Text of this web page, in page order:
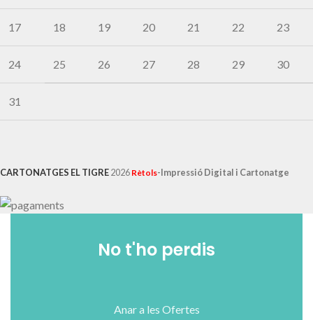
17 18 19 20 21 22 23
24 25 26 27 28 29 30
31
CARTONATGES EL TIGRE2026 Rètols-Impressió Digital i Cartonatge
No t'ho perdis
Anar a les Ofertes